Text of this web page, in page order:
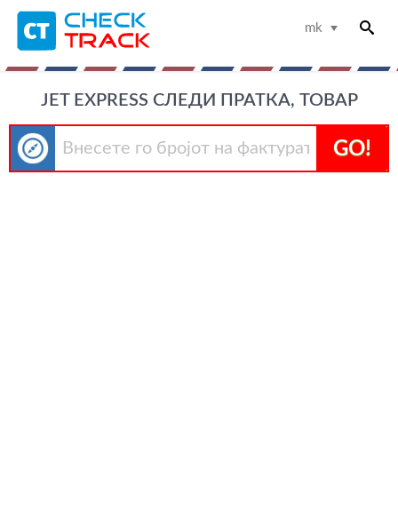
mk
JET EXPRESS СЛЕДИ ПРАТКА, ТОВАР
GO!